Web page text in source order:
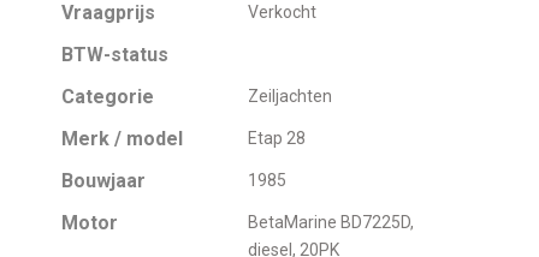
Vraagprijs Verkocht
BTW-status
Categorie
Zeiljachten
Merk / model Etap 28
Bouwjaar 1985
Motor
BetaMarine BD7225D,
diesel, 20PK